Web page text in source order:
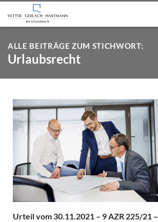
ALLE BEITRÄGE ZUM STICHWORT:
Urlaubsrecht
Urteil vom 30.11.2021 – 9 AZR 225/21 –